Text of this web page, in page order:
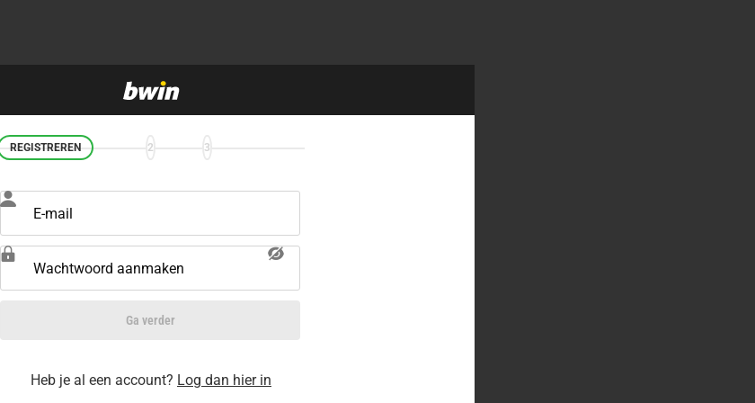
REGISTREREN 2 3
E-mail
Wachtwoord aanmaken
Ga verder
Heb je al een account? Log dan hier in